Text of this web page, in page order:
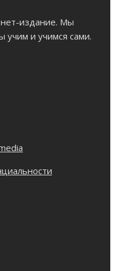
издание. Мы
учим и учимся сами.